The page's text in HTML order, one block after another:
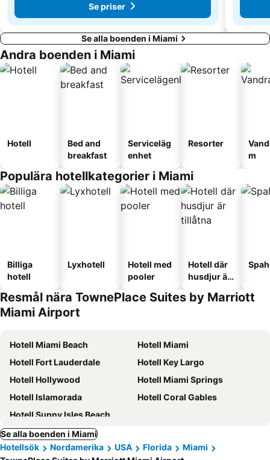
Se priser
Se alla boenden i Miami
Andra boenden i Miami
Hotell
Bed and
breakfast
Serviceläg
enhet
Resorter
m
Populära hotellkategorier i Miami
Billiga
hotell
Lyxhotell
Hotell med
pooler
Hotell där
husdjur är
Resmål nära TownePlace Suites by Marriott
Miami Airport
Hotell Miami Beach
Hotell Miami
Hotell Fort Lauderdale
Hotell Key Largo
Hotell Hollywood
Hotell Miami Springs
Hotell Islamorada
Hotell Coral Gables
Hotell Sunny Isles Beach
Se alla boenden i Miami
Hotellsök
Nordamerika USA Florida
Miami